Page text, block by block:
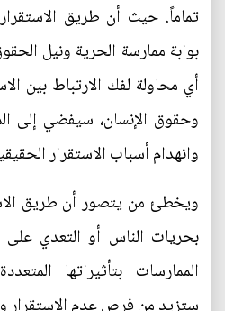
تماماً. حيث أن طريق
بوابة ممارسة الحرية ونيل
أي محاولة لفك الارتباط بين
وحقوق الإنسان، سيفضي إلى
وانهدام أسباب الاستقرار
ويخطئ من يتصور أن طريق
بحريات الناس أو التعدي
الممارسات بتأثيراتها